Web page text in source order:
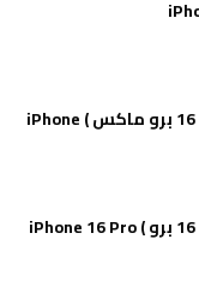
مواصفات وسعر ( ايفون 16 برو ماكس ) iPhone